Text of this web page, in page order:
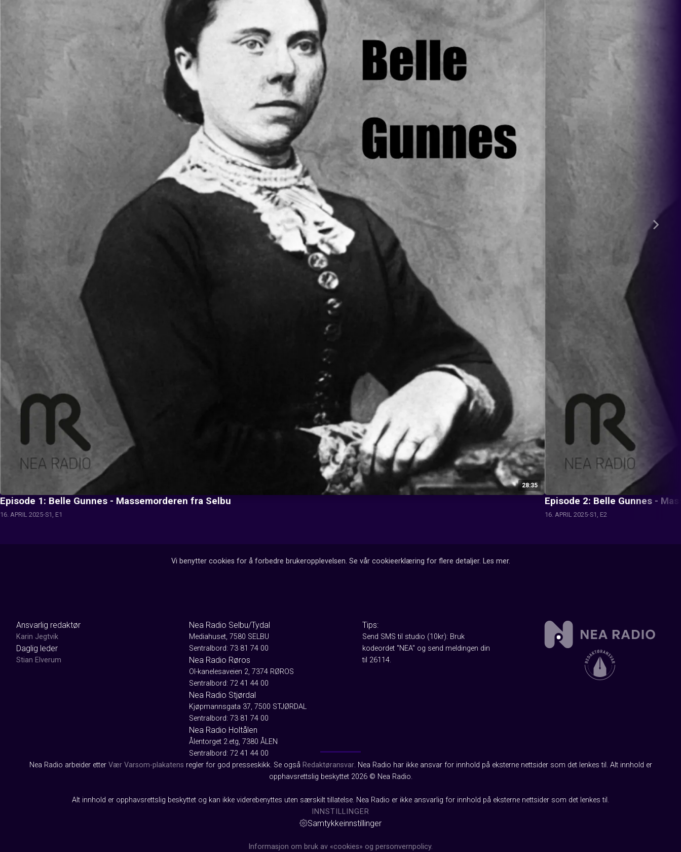
28:35
Episode 1: Belle Gunnes - Massemorderen fra Selbu
16. APRIL 2025 S1, E1
Episode 2: Belle Gunnes -
16. APRIL 2025 S1, E2
Vi benytter cookies for å forbedre brukeropplevelsen. Se vår cookieerklæring for flere detaljer. Les mer.
Ansvarlig redaktør
Karin Jegtvik
Daglig leder
Stian Elverum
Nea Radio Selbu/Tydal
Mediahuset, 7580 SELBU
Sentralbord: 73 81 74 00
Nea Radio Røros
Ol-kanelesaveien 2, 7374 RØROS
Sentralbord: 72 41 44 00
Nea Radio Stjørdal
Kjøpmannsgata 37, 7500 STJØRDAL
Sentralbord: 73 81 74 00
Nea Radio Holtålen
Ålentorget 2.etg, 7380 ÅLEN
Sentralbord: 72 41 44 00
Tips:
Send SMS til studio (10kr): Bruk
kodeordet "NEA" og send meldingen din
til 26114.
Nea Radio arbeider etter Vær Varsom-plakatens regler for god presseskikk. Se også Redaktøransvar. Nea Radio har ikke ansvar for innhold på eksterne nettsider som det lenkes til. Alt innhold er
opphavsrettslig beskyttet 2026 © Nea Radio.
Alt innhold er opphavsrettslig beskyttet og kan ikke viderebenyttes uten særskilt tillatelse. Nea Radio er ikke ansvarlig for innhold på eksterne nettsider som det lenkes til.
INNSTILLINGER
Samtykkeinnstillinger
Informasjon om bruk av «cookies» og personvernpolicy.